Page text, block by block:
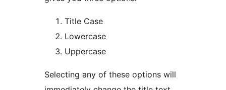
Title Case
Lowercase
Uppercase
Selecting any of these options will